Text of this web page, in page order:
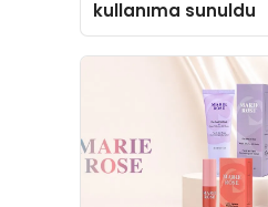
kullanıma sunuldu